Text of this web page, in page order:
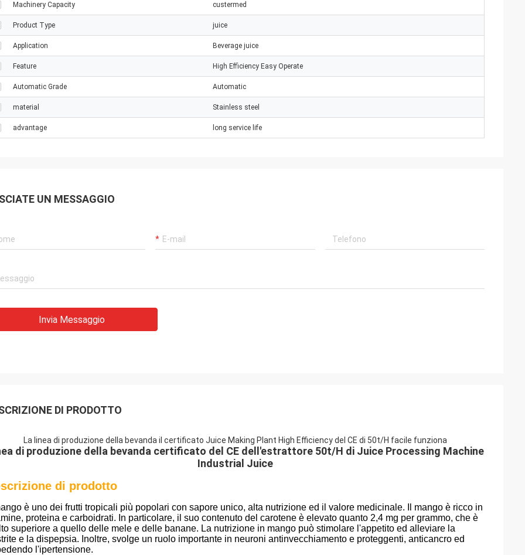
Machinery Capacity custermed
Product Type juice
Application Beverage juice
Feature High Efficiency Easy Operate
Automatic Grade Automatic
material Stainless steel
advantage long service life
UN MESSAGGIO
Invia Messaggio
DI PRODOTTO
La linea di produzione della bevanda il certificato Juice Making Plant High Efficiency del CE di 50t/H facile funziona
di produzione della bevanda certificato del CE dell'estrattore 50t/H di Juice Processing Machine
Industrial Juice
di prodotto
è uno dei frutti tropicali più popolari con sapore unico, alta nutrizione ed il valore medicinale. Il mango è ricco in
proteina e carboidrati. In particolare, il suo contenuto del carotene è elevato quanto 2,4 mg per grammo, che è
superiore a quello delle mele e delle banane. La nutrizione in mango può stimolare l'appetito ed alleviare la
e la dispepsia. Inoltre, svolge un ruolo importante in neuroni antinvecchiamento e proteggenti, anticancro ed
l'ipertensione.